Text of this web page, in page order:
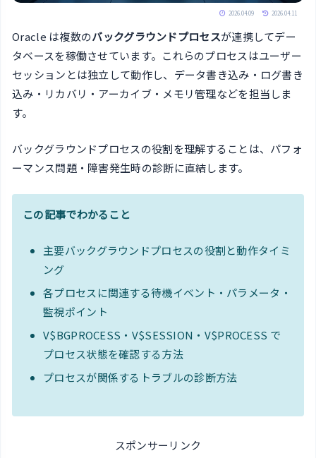
2026.04.09 2026.04.11
Oracle は複数のバックグラウンドプロセスが連携してデー
タベースを稼働させています。これらのプロセスはユーザー
セッションとは独立して動作し、データ書き込み・ログ書き
込み・リカバリ・アーカイブ・メモリ管理などを担当しま
す。
バックグラウンドプロセスの役割を理解することは、パフォ
ーマンス問題・障害発生時の診断に直結します。
この記事でわかること
主要バックグラウンドプロセスの役割と動作タイミ
ング
各プロセスに関連する待機イベント・パラメータ・
監視ポイント
V$BGPROCESS・V$SESSION・V$PROCESS で
プロセス状態を確認する方法
プロセスが関係するトラブルの診断方法
スポンサーリンク